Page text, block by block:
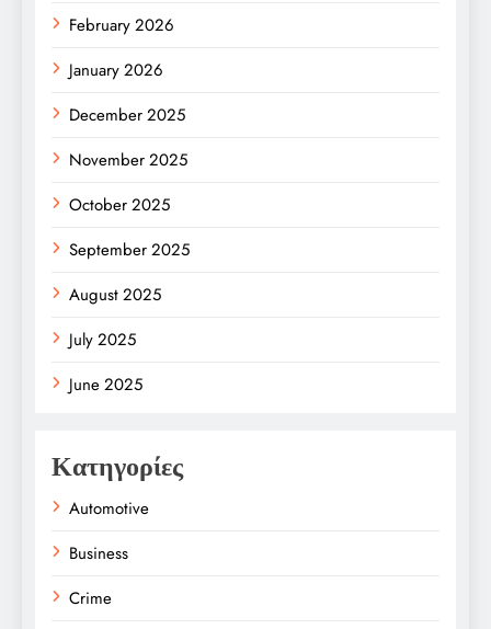
February 2026
January 2026
December 2025
November 2025
October 2025
September 2025
August 2025
July 2025
June 2025
Κατηγορίες
Automotive
Business
Crime